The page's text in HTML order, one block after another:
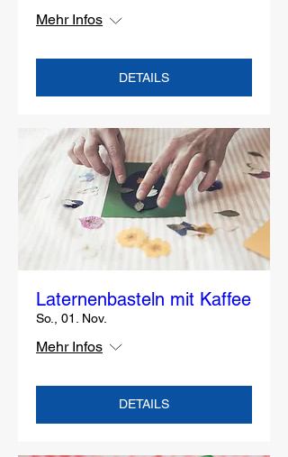
Mehr Infos
DETAILS
Laternenbasteln mit Kaffee
So., 01. Nov.
Mehr Infos
DETAILS